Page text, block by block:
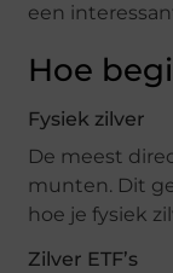
een
Hoe
Fysiek zilver
De meest
munten. Dit
hoe je fysiek
Zilver ETF’s